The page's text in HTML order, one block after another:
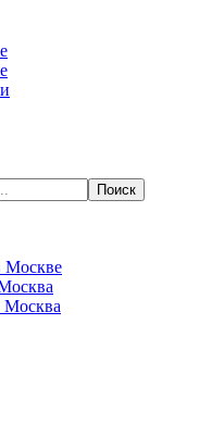
Москве
Москва